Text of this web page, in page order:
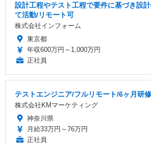
設計工程やテスト工程で要件に基づき設
て活動/リモート可
株式会社インフォーム
東京都
年収600万円～1,000万円
正社員
テストエンジニア/フルリモート/6ヶ月研
株式会社KMマーケティング
神奈川県
月給33万円～76万円
正社員